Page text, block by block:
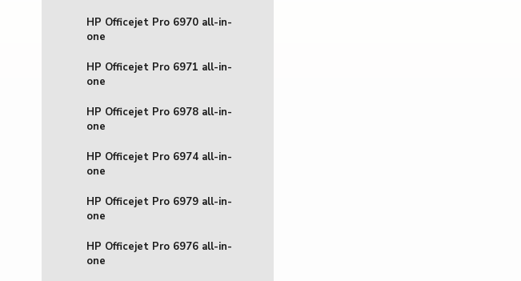
HP Officejet Pro 6970 all-in-
one
HP Officejet Pro 6971 all-in-
one
HP Officejet Pro 6978 all-in-
one
HP Officejet Pro 6974 all-in-
one
HP Officejet Pro 6979 all-in-
one
HP Officejet Pro 6976 all-in-
one